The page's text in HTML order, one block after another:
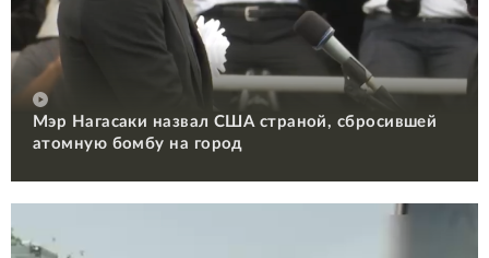
Мэр Нагасаки назвал США страной, сбросившей
атомную бомбу на город